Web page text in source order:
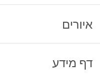
איורים
דף מידע